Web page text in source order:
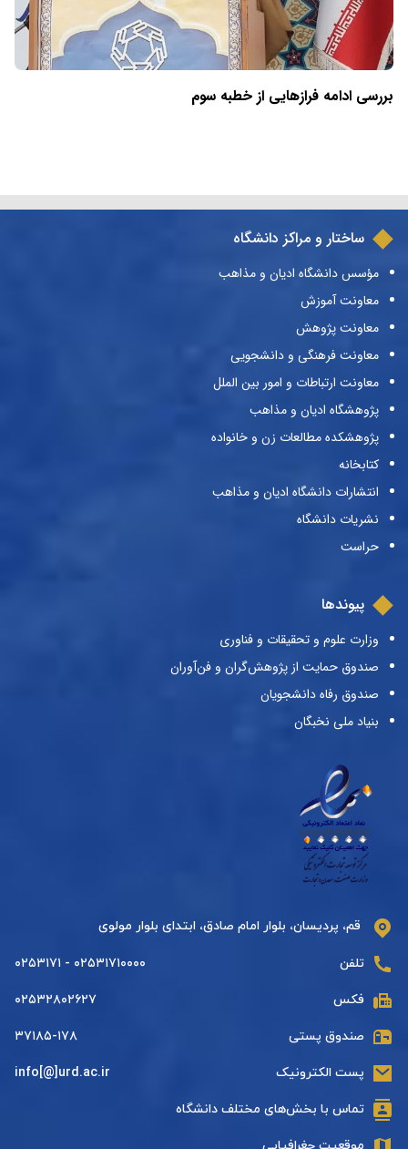
بررسی ادامه فرازهایی از خطبه سوم
ساختار و مراکز دانشگاه
مؤسس دانشگاه ادیان و مذاهب
معاونت آموزش
معاونت پژوهش
معاونت فرهنگی و دانشجویی
معاونت ارتباطات و امور بین الملل
پژوهشگاه ادیان و مذاهب
پژوهشکده مطالعات زن و خانواده
کتابخانه
انتشارات دانشگاه ادیان و مذاهب
نشریات دانشگاه
حراست
پیوندها
وزارت علوم و تحقیقات و فناوری
صندوق حمایت از پژوهش‌گران و فن‌آوران
صندوق رفاه دانشجویان
بنیاد ملی نخبگان
قم، پردیسان، بلوار امام صادق، ابتدای بلوار مولوی
تلفن ۰۲۵۳۱۷۱۰۰۰۰ - ۰۲۵۳۱۷۱
فکس ۰۲۵۳۲۸۰۲۶۲۷
صندوق پستی ۳۷۱۸۵-۱۷۸
پست الکترونیک info[@]urd.ac.ir
تماس با بخش‌های مختلف دانشگاه
موقعیت جغرافیایی